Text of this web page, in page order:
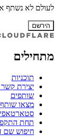
לעולם לא נשתף
הירשם
מתחילים
תוכניות
יצירת
שותפים
מצאו שותף
תחת
חיפוש שם